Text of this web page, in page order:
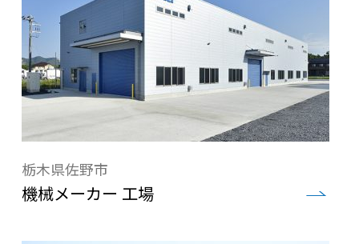
栃木県佐野市
機械メーカー 工場